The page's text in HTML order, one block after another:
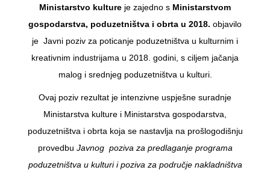
Ministarstvo kulture je zajedno s Ministarstvom
gospodarstva, poduzetništva i obrta u 2018. objavilo
je Javni poziv za poticanje poduzetništva u kulturnim i
kreativnim industrijama u 2018. godini, s ciljem jačanja
malog i srednjeg poduzetništva u kulturi.
Ovaj poziv rezultat je intenzivne uspješne suradnje
Ministarstva kulture i Ministarstva gospodarstva,
poduzetništva i obrta koja se nastavlja na prošlogodišnju
provedbu Javnog poziva za predlaganje programa
poduzetništva u kulturi i poziva za područje nakladništva